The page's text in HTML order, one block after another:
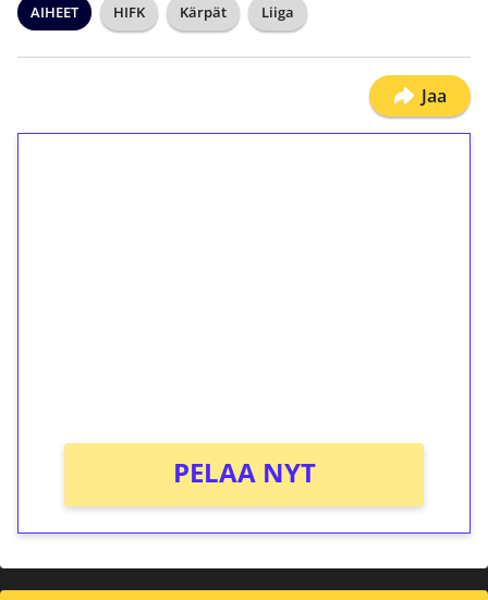
AIHEET HIFK Kärpät Liiga
Jaa
PELAA NYT